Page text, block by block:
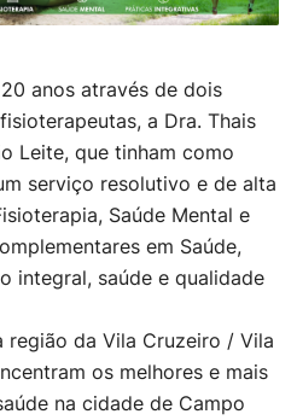
anos através de dois
a Dra. Thais
Leite, que tinham como
serviço resolutivo e de alta
Saúde Mental e
em Saúde,
integral, saúde e qualidade
região da Vila Cruzeiro / Vila
os melhores e mais
na cidade de Campo